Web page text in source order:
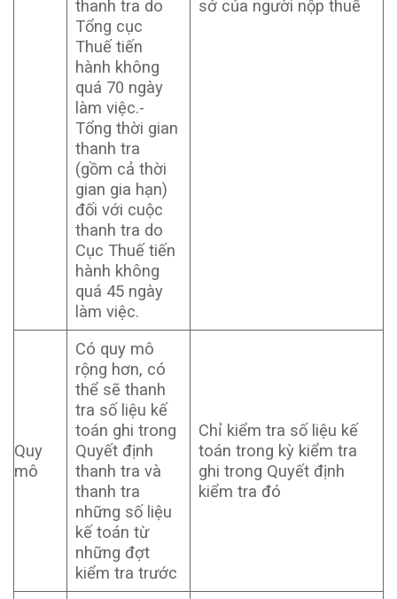
thanh tra do
Tổng cục
Thuế tiến
hành không
quá 70 ngày
làm việc.-
Tổng thời gian
thanh tra
(gồm cả thời
gian gia hạn)
đối với cuộc
thanh tra do
Cục Thuế tiến
hành không
quá 45 ngày
làm việc.
sở của người nộp thuế
Quy
mô
Có quy mô
rộng hơn, có
thể sẽ thanh
tra số liệu kế
toán ghi trong
Quyết định
thanh tra và
thanh tra
những số liệu
kế toán từ
những đợt
kiểm tra trước
Chỉ kiểm tra số liệu kế
toán trong kỳ kiểm tra
ghi trong Quyết định
kiểm tra đó